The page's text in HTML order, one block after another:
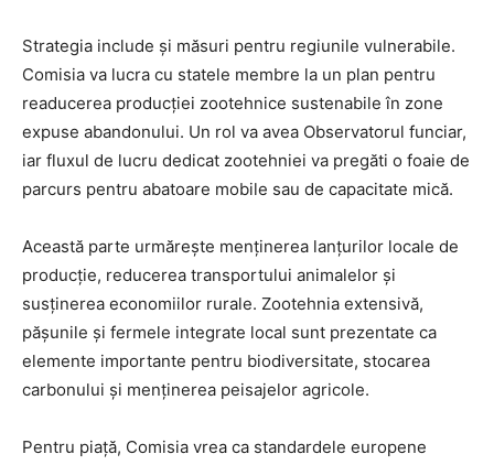
Strategia include și măsuri pentru regiunile vulnerabile.
Comisia va lucra cu statele membre la un plan pentru
readucerea producției zootehnice sustenabile în zone
expuse abandonului. Un rol va avea Observatorul funciar,
iar fluxul de lucru dedicat zootehniei va pregăti o foaie de
parcurs pentru abatoare mobile sau de capacitate mică.
Această parte urmărește menținerea lanțurilor locale de
producție, reducerea transportului animalelor și
susținerea economiilor rurale. Zootehnia extensivă,
pășunile și fermele integrate local sunt prezentate ca
elemente importante pentru biodiversitate, stocarea
carbonului și menținerea peisajelor agricole.
Pentru piață, Comisia vrea ca standardele europene